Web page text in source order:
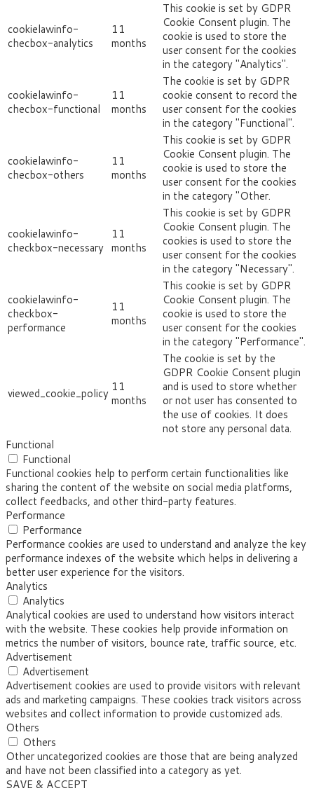
cookielawinfo-
checbox-analytics
11
months
This cookie is set by GDPR
Cookie Consent plugin. The
cookie is used to store the
user consent for the cookies
in the category "Analytics".
cookielawinfo-
checbox-functional
11
months
The cookie is set by GDPR
cookie consent to record the
user consent for the cookies
in the category "Functional".
cookielawinfo-
checbox-others
11
months
This cookie is set by GDPR
Cookie Consent plugin. The
cookie is used to store the
user consent for the cookies
in the category "Other.
cookielawinfo-
checkbox-necessary
11
months
This cookie is set by GDPR
Cookie Consent plugin. The
cookies is used to store the
user consent for the cookies
in the category "Necessary".
cookielawinfo-
checkbox-
performance
11
months
This cookie is set by GDPR
Cookie Consent plugin. The
cookie is used to store the
user consent for the cookies
in the category "Performance".
viewed_cookie_policy 11
months
The cookie is set by the
GDPR Cookie Consent plugin
and is used to store whether
or not user has consented to
the use of cookies. It does
not store any personal data.
Functional
Functional
Functional cookies help to perform certain functionalities like
sharing the content of the website on social media platforms,
collect feedbacks, and other third-party features.
Performance
Performance
Performance cookies are used to understand and analyze the key
performance indexes of the website which helps in delivering a
better user experience for the visitors.
Analytics
Analytics
Analytical cookies are used to understand how visitors interact
with the website. These cookies help provide information on
metrics the number of visitors, bounce rate, traffic source, etc.
Advertisement
Advertisement
Advertisement cookies are used to provide visitors with relevant
ads and marketing campaigns. These cookies track visitors across
websites and collect information to provide customized ads.
Others
Others
Other uncategorized cookies are those that are being analyzed
and have not been classified into a category as yet.
SAVE & ACCEPT